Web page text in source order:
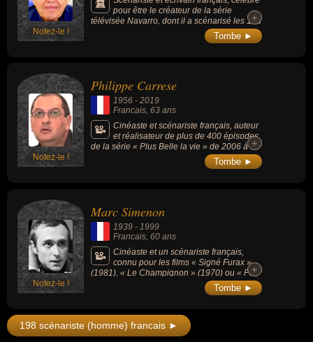
Notez-le !
pour être le créateur de la série
télévisée Navarro, dont il a scénarisé les 108
épisodes avec Roger Hanin dans le rôle-
+
+
Tombe ►
Notez-le !
Philippe Carrese
1956 - 2019
Francais, 63 ans
Cinéaste et scénariste français, auteur
et réalisateur de plus de 400 épisodes
de la série « Plus Belle la vie » de 2006 à +
+
Tombe ►
Notez-le !
Marc Simenon
1939 - 1999
Francais , 60 ans
Cinéaste et un scénariste français,
connu pour les films « Signé Furax »
(1981), « Le Champignon » (1970) ou « Par
+
+
Tombe ►
198 scénariste (homme) francais ►